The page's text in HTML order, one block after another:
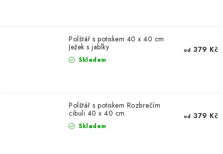
Kontakty
Polštář s potiskem 40 x 40 cm
Ježek s jablky
Skladem
od 379 Kč
Polštář s potiskem Rozbrečím
cibuli 40 x 40 cm
Skladem
od 379 Kč